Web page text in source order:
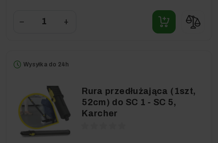
− +
Wysyłka do 24h
Rura przedłużająca (1szt,
52cm) do SC 1 - SC 5,
Karcher